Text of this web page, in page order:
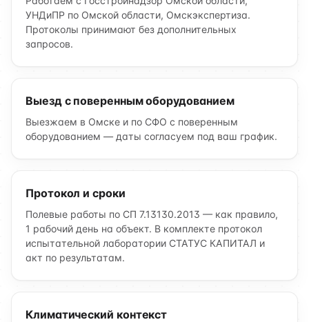
УНДиПР по Омской области, Омскэкспертиза.
Протоколы принимают без дополнительных
запросов.
Выезд с поверенным оборудованием
Выезжаем в Омске и по СФО с поверенным
оборудованием — даты согласуем под ваш график.
Протокол и сроки
Полевые работы по СП 7.13130.2013 — как правило,
1 рабочий день на объект. В комплекте протокол
испытательной лаборатории СТАТУС КАПИТАЛ и
акт по результатам.
Климатический контекст